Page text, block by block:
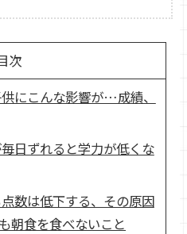
次
にこんな影響が…成績、
日ずれると学力が低くな
数は低下する、その原因
朝食を食べないこと